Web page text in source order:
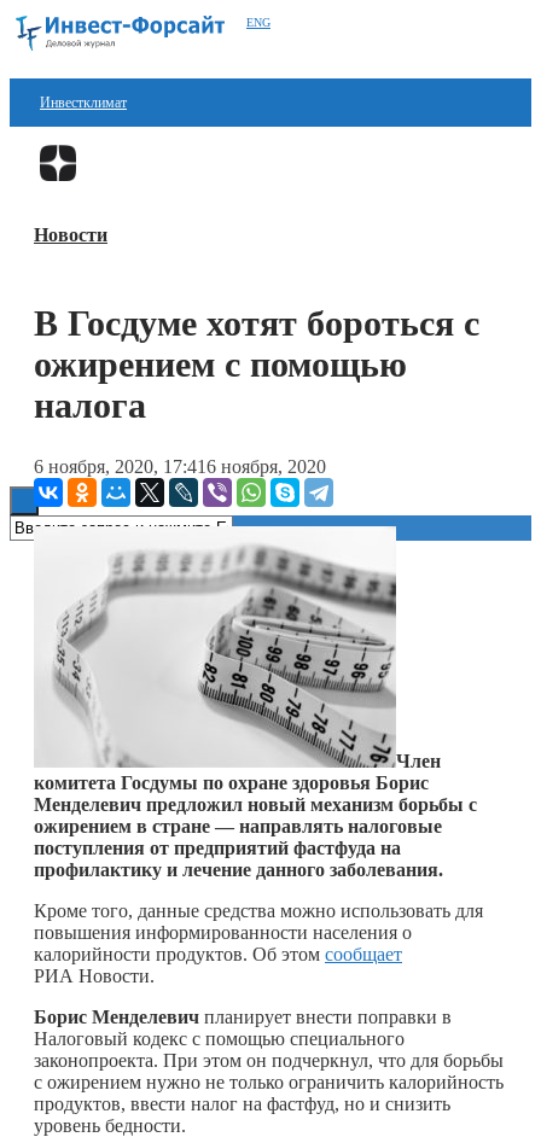
ENG
Инвестклимат
Финансы
Блокчейн
Новости
В Госдуме хотят бороться с
ожирением с помощью
налога
6 ноября, 2020, 17:416 ноября, 2020
Член
комитета Госдумы по охране здоровья Борис
Менделевич предложил новый механизм борьбы с
ожирением в стране — направлять налоговые
поступления от предприятий фастфуда на
профилактику и лечение данного заболевания.
Кроме того, данные средства можно использовать для
повышения информированности населения о
калорийности продуктов. Об этом сообщает
РИА Новости.
Борис Менделевич планирует внести поправки в
Налоговый кодекс с помощью специального
законопроекта. При этом он подчеркнул, что для борьбы
с ожирением нужно не только ограничить калорийность
продуктов, ввести налог на фастфуд, но и снизить
уровень бедности.